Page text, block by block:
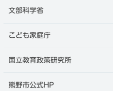
文部科学省
こども家庭庁
国立教育政策研究所
熊野市公式HP